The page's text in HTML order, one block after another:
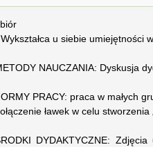
u siebie umiejętności
NAUCZANIA: Dyskusja
PRACY: praca w małych
ławek w celu stworzenia
DYDAKTYCZNE: